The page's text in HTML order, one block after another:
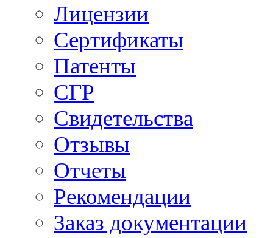
Лицензии
Сертификаты
Патенты
СГР
Свидетельства
Отзывы
Отчеты
Рекомендации
Заказ документации